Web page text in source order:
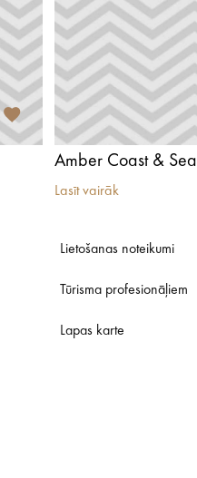
Amber Coast & Sea
Lasīt vairāk
Lietošanas noteikumi
Tūrisma profesionāļiem
Lapas karte